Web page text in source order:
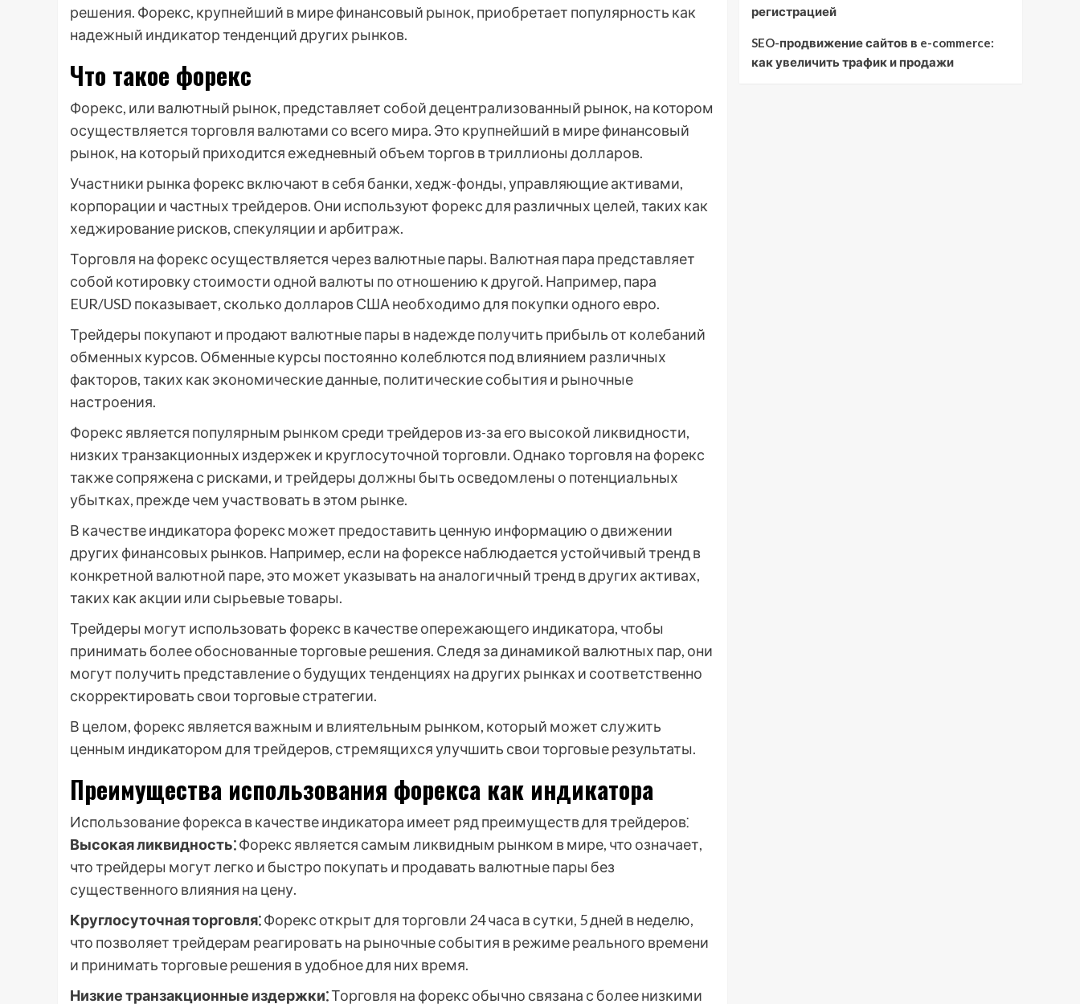
решения. Форекс, крупнейший в мире финансовый рынок, приобретает популярность как
надежный индикатор тенденций других рынков.
Что такое форекс
Форекс, или валютный рынок, представляет собой децентрализованный рынок, на котором
осуществляется торговля валютами со всего мира. Это крупнейший в мире финансовый
рынок, на который приходится ежедневный объем торгов в триллионы долларов.
Участники рынка форекс включают в себя банки, хедж-фонды, управляющие активами,
корпорации и частных трейдеров. Они используют форекс для различных целей, таких как
хеджирование рисков, спекуляции и арбитраж.
Торговля на форекс осуществляется через валютные пары. Валютная пара представляет
собой котировку стоимости одной валюты по отношению к другой. Например, пара
EUR/USD показывает, сколько долларов США необходимо для покупки одного евро.
Трейдеры покупают и продают валютные пары в надежде получить прибыль от колебаний
обменных курсов. Обменные курсы постоянно колеблются под влиянием различных
факторов, таких как экономические данные, политические события и рыночные
настроения.
Форекс является популярным рынком среди трейдеров из-за его высокой ликвидности,
низких транзакционных издержек и круглосуточной торговли. Однако торговля на форекс
также сопряжена с рисками, и трейдеры должны быть осведомлены о потенциальных
убытках, прежде чем участвовать в этом рынке.
В качестве индикатора форекс может предоставить ценную информацию о движении
других финансовых рынков. Например, если на форексе наблюдается устойчивый тренд в
конкретной валютной паре, это может указывать на аналогичный тренд в других активах,
таких как акции или сырьевые товары.
Трейдеры могут использовать форекс в качестве опережающего индикатора, чтобы
принимать более обоснованные торговые решения. Следя за динамикой валютных пар, они
могут получить представление о будущих тенденциях на других рынках и соответственно
скорректировать свои торговые стратегии.
В целом, форекс является важным и влиятельным рынком, который может служить
ценным индикатором для трейдеров, стремящихся улучшить свои торговые результаты.
Преимущества использования форекса как индикатора
Использование форекса в качестве индикатора имеет ряд преимуществ для трейдеров⁚
Высокая ликвидность⁚Форекс является самым ликвидным рынком в мире, что означает,
что трейдеры могут легко и быстро покупать и продавать валютные пары без
существенного влияния на цену.
Круглосуточная торговля⁚Форекс открыт для торговли 24 часа в сутки, 5 дней в неделю,
что позволяет трейдерам реагировать на рыночные события в режиме реального времени
и принимать торговые решения в удобное для них время.
Низкие транзакционные издержки⁚Торговля на форекс обычно связана с более низкими
регистрацией
SEO-продвижение сайтов в e-commerce:
как увеличить трафик и продажи